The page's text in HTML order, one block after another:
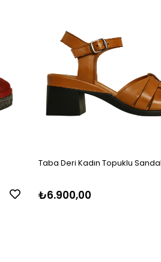
Taba Deri Kadın Topuklu
₺6.900,00